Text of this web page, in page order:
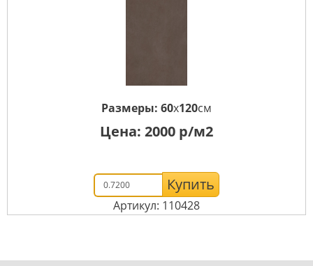
Размеры: 60x120см
Цена: 2000 р/м2
Купить
Артикул: 110428